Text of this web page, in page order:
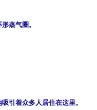
引着众多人居住在这里。